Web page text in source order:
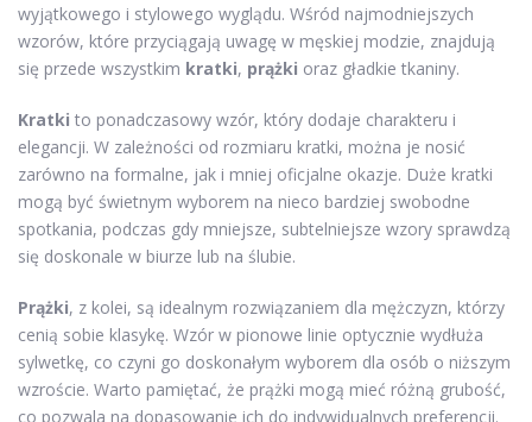
wyjątkowego i stylowego wyglądu. Wśród najmodniejszych
wzorów, które przyciągają uwagę w męskiej modzie, znajdują
się przede wszystkim kratki, prążki oraz gładkie tkaniny.
Kratki to ponadczasowy wzór, który dodaje charakteru i
elegancji. W zależności od rozmiaru kratki, można je nosić
zarówno na formalne, jak i mniej oficjalne okazje. Duże kratki
mogą być świetnym wyborem na nieco bardziej swobodne
spotkania, podczas gdy mniejsze, subtelniejsze wzory sprawdzą
się doskonale w biurze lub na ślubie.
Prążki, z kolei, są idealnym rozwiązaniem dla mężczyzn, którzy
cenią sobie klasykę. Wzór w pionowe linie optycznie wydłuża
sylwetkę, co czyni go doskonałym wyborem dla osób o niższym
wzroście. Warto pamiętać, że prążki mogą mieć różną grubość,
co pozwala na dopasowanie ich do indywidualnych preferencji.